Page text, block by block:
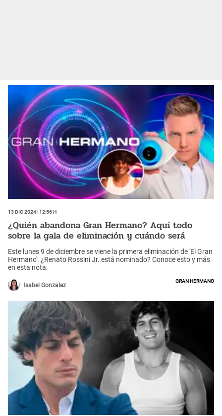
13 Dic 2024 | 12:56 h
¿Quién abandona Gran Hermano? Aquí todo
sobre la gala de eliminación y cuándo será
Este lunes 9 de diciembre se viene la primera eliminación de 'El Gran
Hermano'. ¿Renato Rossini Jr. está nominado? Conoce esto y más
en esta nota.
Isabel Gonzalez
Gran Hermano